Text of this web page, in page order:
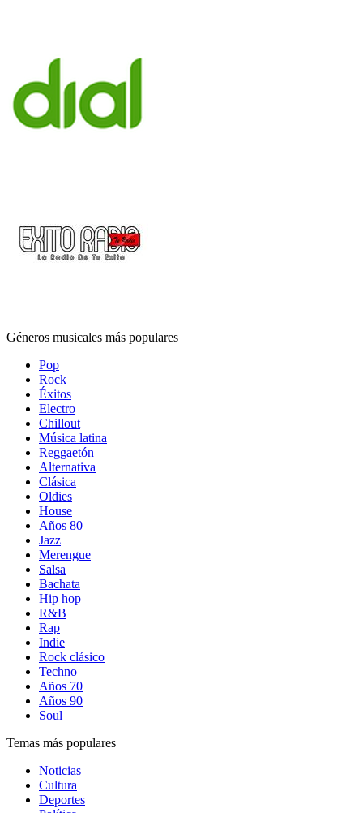
Géneros musicales más populares
Pop
Rock
Éxitos
Electro
Chillout
Música latina
Reggaetón
Alternativa
Clásica
Oldies
House
Años 80
Jazz
Merengue
Salsa
Bachata
Hip hop
R&B
Rap
Indie
Rock clásico
Techno
Años 70
Años 90
Soul
Temas más populares
Noticias
Cultura
Deportes